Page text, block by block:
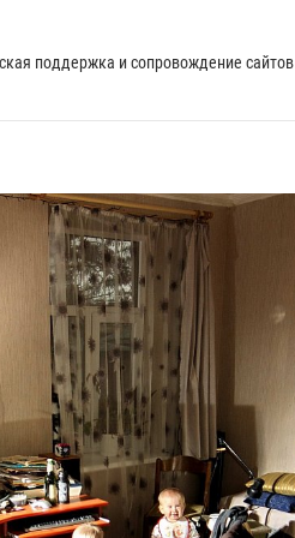
поддержка и сопровождение сайтов